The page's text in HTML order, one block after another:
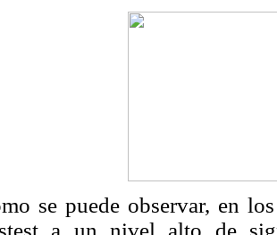
se puede observar, en
a un nivel alto de